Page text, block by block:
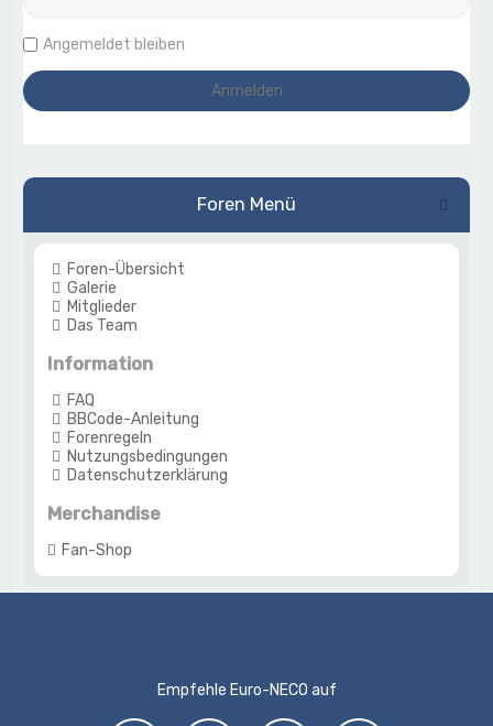
Angemeldet bleiben
Foren Menü
Foren-Übersicht
Galerie
Mitglieder
Das Team
Information
FAQ
BBCode-Anleitung
Forenregeln
Nutzungsbedingungen
Datenschutzerklärung
Merchandise
Fan-Shop
Empfehle Euro-NECO auf